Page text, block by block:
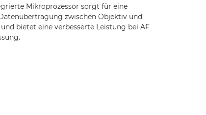
Mikroprozessor sorgt für eine
zwischen Objektiv und
bietet eine verbesserte Leistung bei AF